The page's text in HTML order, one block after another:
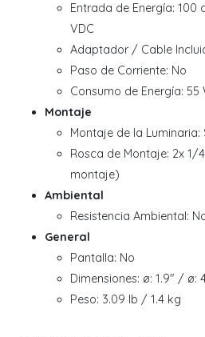
Entrada de Energía: 100
VDC
Adaptador / Cable
Paso de Corriente: No
Consumo de Energía: 55
Montaje
Montaje de la
Rosca de Montaje: 2x
montaje)
Ambiental
Resistencia Ambiental:
General
Pantalla: No
Dimensiones: ø: 1.9" / ø:
Peso: 3.09 lb / 1.4 kg